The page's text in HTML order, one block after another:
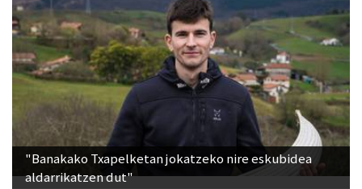
"Banakako Txapelketan jokatzeko nire eskubidea
aldarrikatzen dut"